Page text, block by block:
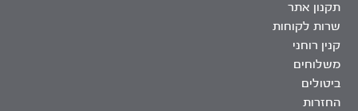
תקנון אתר
שרות לקוחות
קנין רוחני
משלוחים
ביטולים
החזרות